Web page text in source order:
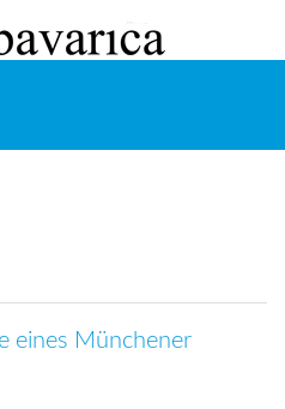
eines Münchener